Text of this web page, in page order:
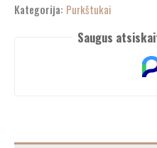
Kategorija: Purkštukai
Saugus